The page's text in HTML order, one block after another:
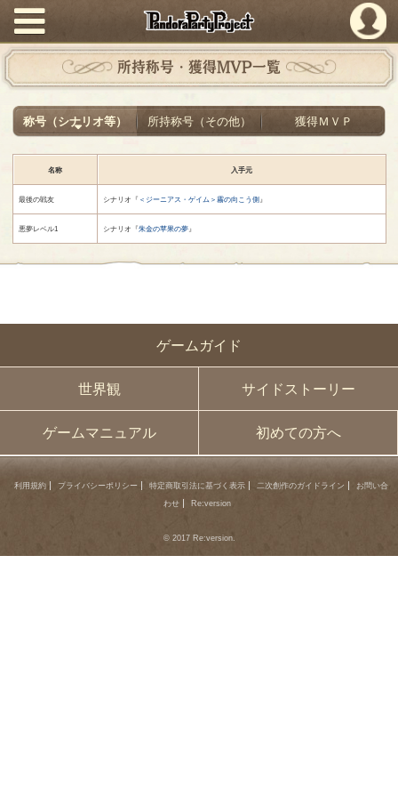
PandoraPartyProject
ゲームガイド
世界観 サイドストーリー
ゲームマニュアル 初めての方へ
所持称号・獲得MVP一覧
称号（シナリオ等） 所持称号（その他） 獲得ＭＶＰ
名称 入手元
最後の戦友 シナリオ『 ＜ジーニアス・ゲイム＞霧の向こう側』
悪夢レベル1 シナリオ『朱金の苹果の夢』
利用規約 プライバシーポリシー 特定商取引法に基づく表示 二次創作のガイドライン
お問い合
わせ
Re:version
© 2017 Re:version.